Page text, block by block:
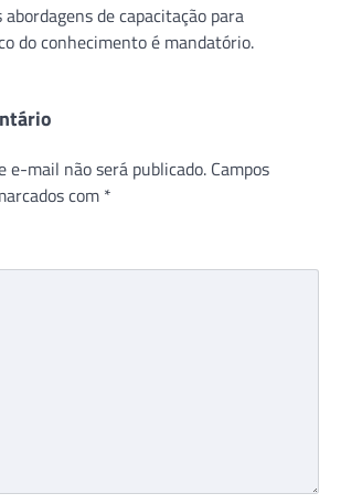
de capacitação para
do conhecimento é mandatório.
e-mail não será publicado. Campos
com *